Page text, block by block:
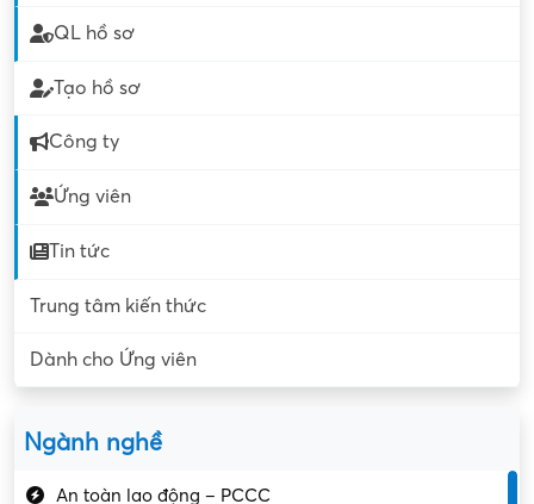
QL hồ sơ
Tạo hồ sơ
Công ty
Ứng viên
Tin tức
Trung tâm kiến thức
Dành cho Ứng viên
Ngành nghề
An toàn lao động – PCCC